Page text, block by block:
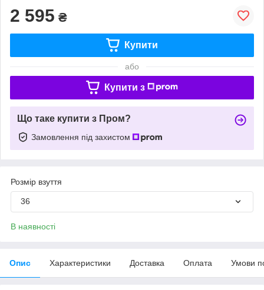
2 595 ₴
Купити
або
Купити з
Що таке купити з Пром?
Замовлення під захистом
Розмір взуття
36
В наявності
Опис Характеристики Доставка Оплата Умови